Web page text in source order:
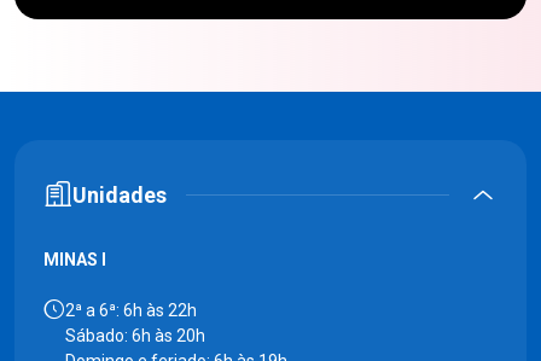
Unidades
MINAS I
2ª a 6ª: 6h às 22h
Sábado: 6h às 20h